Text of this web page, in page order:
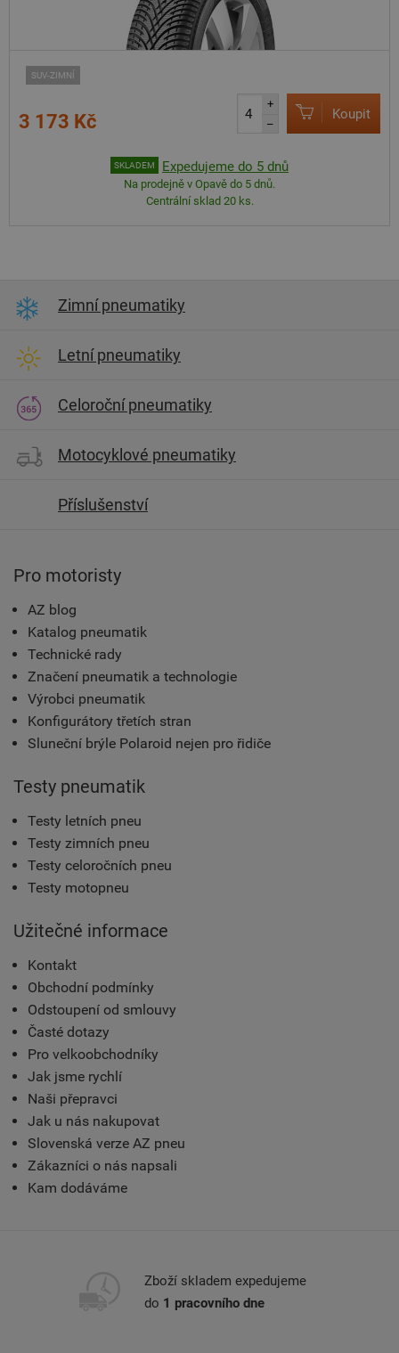
SUV-ZIMNÍ
3 173 Kč
+
–
Koupit
SKLADEM Expedujeme do 5 dnů
Na prodejně v Opavě do 5 dnů.
Centrální sklad 20 ks.
Zimní pneumatiky
Letní pneumatiky
Celoroční pneumatiky
Motocyklové pneumatiky
Příslušenství
Pro motoristy
AZ blog
Katalog pneumatik
Technické rady
Značení pneumatik a technologie
Výrobci pneumatik
Konfigurátory třetích stran
Sluneční brýle Polaroid nejen pro řidiče
Testy pneumatik
Testy letních pneu
Testy zimních pneu
Testy celoročních pneu
Testy motopneu
Užitečné informace
Kontakt
Obchodní podmínky
Odstoupení od smlouvy
Časté dotazy
Pro velkoobchodníky
Jak jsme rychlí
Naši přepravci
Jak u nás nakupovat
Slovenská verze AZ pneu
Zákazníci o nás napsali
Kam dodáváme
Zboží skladem expedujeme
do 1 pracovního dne